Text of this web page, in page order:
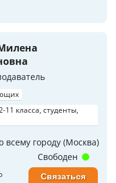
класса, студенты,
всему городу (Москва)
Свободен
Связаться